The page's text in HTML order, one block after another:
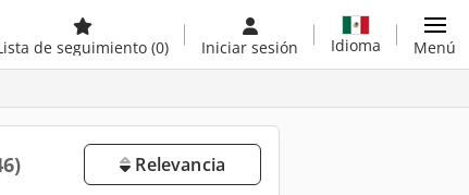
de seguimiento (0) Iniciar sesión Idioma Menú
Relevancia